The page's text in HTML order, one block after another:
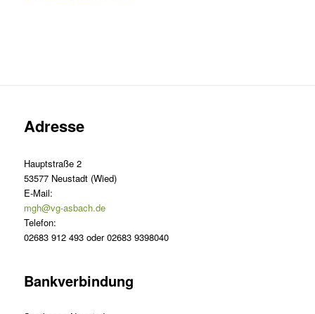
Adresse
Hauptstraße 2
53577 Neustadt (Wied)
E-Mail:
mgh@vg-asbach.de
Telefon:
02683 912 493 oder 02683 9398040
Bankverbindung